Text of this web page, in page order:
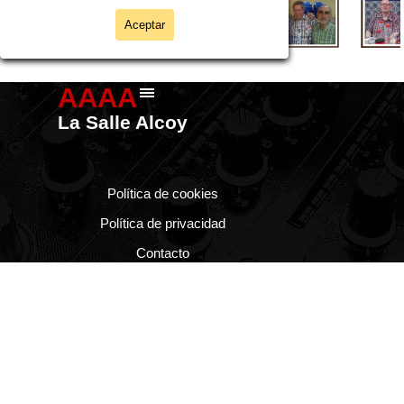
Aceptar
AAAASaltar menú
La Salle Alcoy
Política de cookies
Política de privacidad
Contacto